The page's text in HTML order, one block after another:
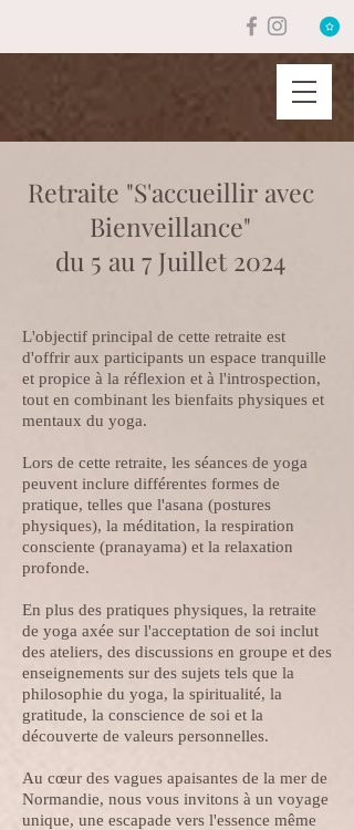
Retraite "S'accueillir avec
Bienveillance"
du 5 au 7 Juillet 2024
L'objectif principal de cette retraite est
d'offrir aux participants un espace tranquille
et propice à la réflexion et à l'introspection,
tout en combinant les bienfaits physiques et
mentaux du yoga.
Lors de cette retraite, les séances de yoga
peuvent inclure différentes formes de
pratique, telles que l'asana (postures
physiques), la méditation, la respiration
consciente (pranayama) et la relaxation
profonde.
En plus des pratiques physiques, la retraite
de yoga axée sur l'acceptation de soi inclut
des ateliers, des discussions en groupe et des
enseignements sur des sujets tels que la
philosophie du yoga, la spiritualité, la
gratitude, la conscience de soi et la
découverte de valeurs personnelles.
Au cœur des vagues apaisantes de la mer de
Normandie, nous vous invitons à un voyage
unique, une escapade vers l'essence même